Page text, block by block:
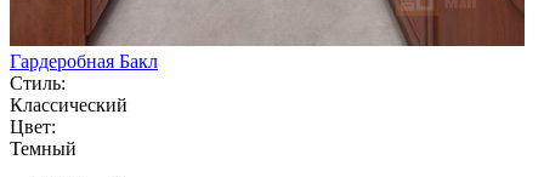
Гардеробная Бакл
Стиль:
Классический
Цвет:
Темный